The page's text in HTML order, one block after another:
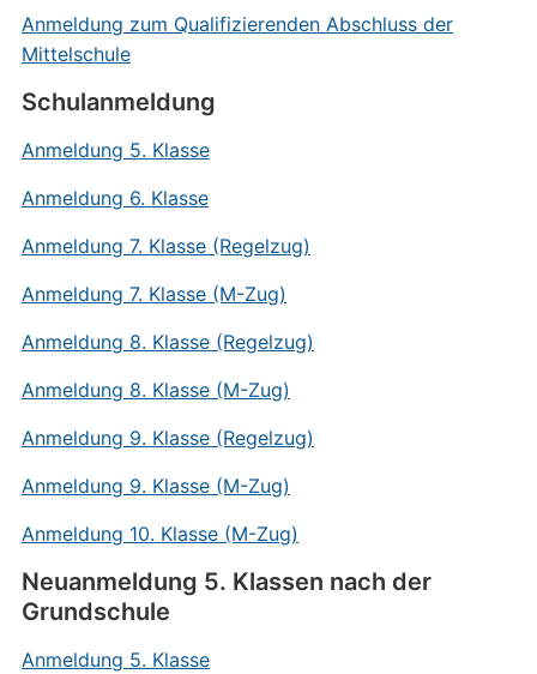
Anmeldung zum Qualifizierenden Abschluss der
Mittelschule
Schulanmeldung
Anmeldung 5. Klasse
Anmeldung 6. Klasse
Anmeldung 7. Klasse (Regelzug)
Anmeldung 7. Klasse (M-Zug)
Anmeldung 8. Klasse (Regelzug)
Anmeldung 8. Klasse (M-Zug)
Anmeldung 9. Klasse (Regelzug)
Anmeldung 9. Klasse (M-Zug)
Anmeldung 10. Klasse (M-Zug)
Neuanmeldung 5. Klassen nach der
Grundschule
Anmeldung 5. Klasse